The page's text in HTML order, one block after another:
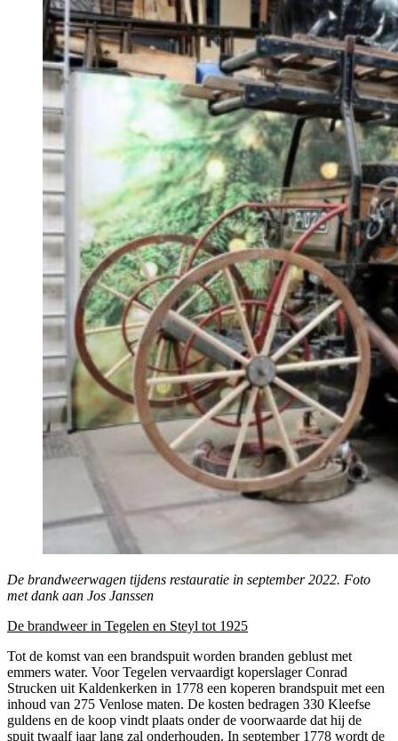
De brandweerwagen tijdens restauratie in september 2022. Foto
met dank aan Jos Janssen
De brandweer in Tegelen en Steyl tot 1925
Tot de komst van een brandspuit worden branden geblust met
emmers water. Voor Tegelen vervaardigt koperslager Conrad
Strucken uit Kaldenkerken in 1778 een koperen brandspuit met een
inhoud van 275 Venlose maten. De kosten bedragen 330 Kleefse
guldens en de koop vindt plaats onder de voorwaarde dat hij de
spuit twaalf jaar lang zal onderhouden. In september 1778 wordt de